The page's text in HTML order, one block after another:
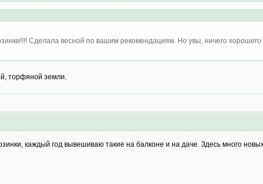
Сделала весной по вашим рекомендациям. Но увы, ничего
торфяной земли.
каждый год вывешиваю такие на балконе и на даче. Здесь много